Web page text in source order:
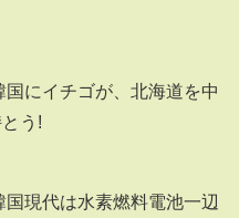
国にイチゴが、北海道を中
う!
国現代は水素燃料電池一辺